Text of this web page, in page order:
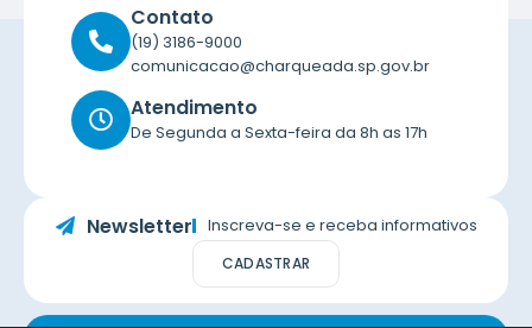
Contato
(19) 3186-9000
comunicacao@charqueada.sp.gov.br
Atendimento
De Segunda a Sexta-feira da 8h as 17h
Newsletter Inscreva-se e receba informativos
CADASTRAR